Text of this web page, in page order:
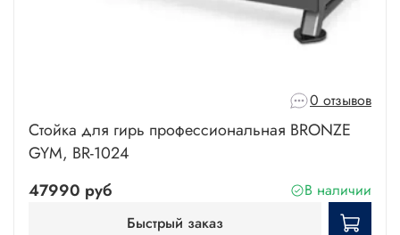
0 отзывов
Стойка для гирь профессиональная BRONZE
GYM, BR-1024
47990 руб
В наличии
Быстрый заказ